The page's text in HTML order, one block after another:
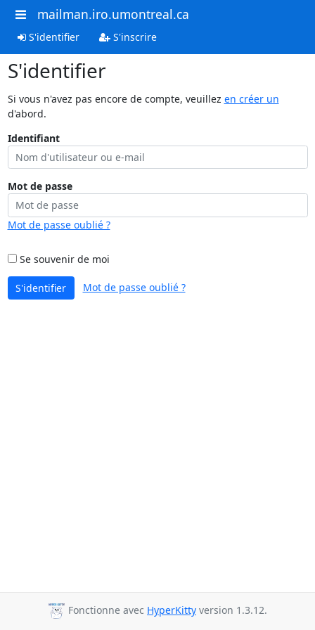
mailman.iro.umontreal.ca
S'identifier S'inscrire
S'identifier
Si vous n'avez pas encore de compte, veuillez en créer un
d'abord.
Identifiant
Mot de passe
Mot de passe oublié ?
Se souvenir de moi
S'identifier Mot de passe oublié ?
Fonctionne avec HyperKitty version 1.3.12.